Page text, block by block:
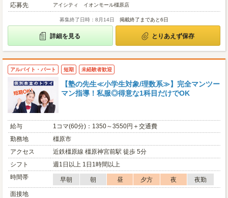
応募先
アイシティ イオンモール橿原店
募集終了日時：8月14日 掲載終了まであと6日
詳細を見る とりあえず保存
アルバイト・パート 短期 未経験者歓迎
【塾の先生≪小学生対象/理数系≫】完全マンツー
マン指導！私服◎得意な1科目だけでOK
給与
1コマ(60分)：1350～3550円＋交通費
勤務地
橿原市
アクセス
近鉄橿原線 橿原神宮前駅 徒歩 5分
シフト
週1日以上 1日1時間以上
時間帯
早朝 朝 昼 夕方 夜
夜勤
面接地